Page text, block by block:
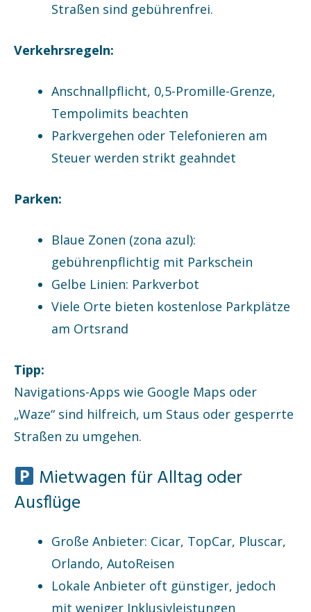
Straßen sind gebührenfrei.
Verkehrsregeln:
Anschnallpflicht, 0,5-Promille-Grenze,
Tempolimits beachten
Parkvergehen oder Telefonieren am
Steuer werden strikt geahndet
Parken:
Blaue Zonen (zona azul):
gebührenpflichtig mit Parkschein
Gelbe Linien: Parkverbot
Viele Orte bieten kostenlose Parkplätze
am Ortsrand
Tipp:
Navigations-Apps wie Google Maps oder
„Waze“ sind hilfreich, um Staus oder gesperrte
Straßen zu umgehen.
Mietwagen für Alltag oder
Ausflüge
Große Anbieter: Cicar, TopCar, Pluscar,
Orlando, AutoReisen
Lokale Anbieter oft günstiger, jedoch
mit weniger Inklusivleistungen